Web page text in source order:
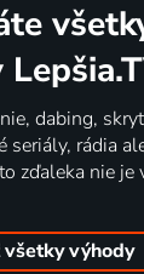
dabing,
seriály, rádia
zďaleka nie je
všetky výhody